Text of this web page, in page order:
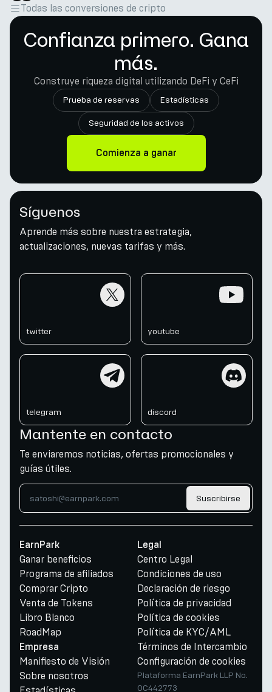
Todas las conversiones de cripto
Confianza primero. Gana
más.
Construye riqueza digital utilizando DeFi y CeFi
Prueba de reservas Estadísticas
Seguridad de los activos
Comienza a ganar
Síguenos
Aprende más sobre nuestra estrategia,
actualizaciones, nuevas tarifas y más.
twitter youtube
telegram discord
Mantente en contacto
Te enviaremos noticias, ofertas promocionales y
guías útiles.
Suscribirse
EarnPark
Ganar beneficios
Programa de afiliados
Comprar Cripto
Venta de Tokens
Libro Blanco
RoadMap
Empresa
Manifiesto de Visión
Sobre nosotros
Legal
Centro Legal
Condiciones de uso
Declaración de riesgo
Política de privacidad
Política de cookies
Política de KYC/AML
Términos de Intercambio
Configuración de cookies
Plataforma EarnPark LLP No.
OC442773